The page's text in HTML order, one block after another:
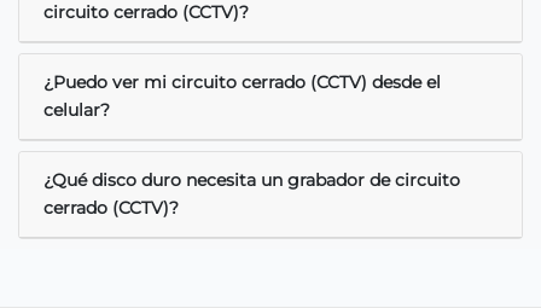
circuito cerrado (CCTV)?
¿Puedo ver mi circuito cerrado (CCTV) desde el
celular?
¿Qué disco duro necesita un grabador de circuito
cerrado (CCTV)?